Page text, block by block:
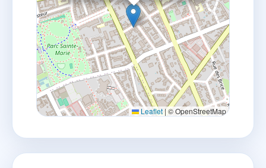
Leaflet|© OpenStreetMap